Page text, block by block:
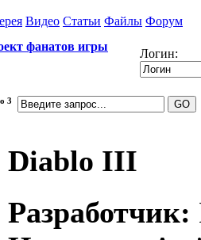
Видео Статьи Файлы Форум
фанатов игры
Логин:
3
Diablo III
Разработчик: